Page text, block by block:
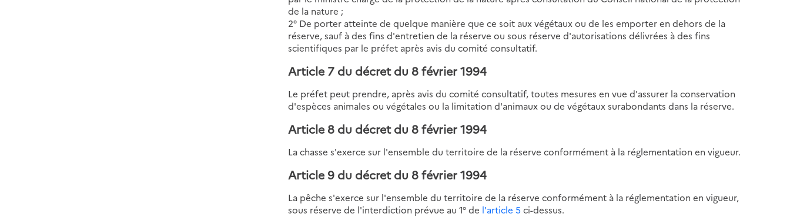
de la nature ;
2° De porter atteinte de quelque manière que ce soit aux végétaux ou de les emporter en dehors de la
réserve, sauf à des fins d'entretien de la réserve ou sous réserve d'autorisations délivrées à des fins
scientifiques par le préfet après avis du comité consultatif.
Article 7 du décret du 8 février 1994
Le préfet peut prendre, après avis du comité consultatif, toutes mesures en vue d'assurer la conservation
d'espèces animales ou végétales ou la limitation d'animaux ou de végétaux surabondants dans la réserve.
Article 8 du décret du 8 février 1994
La chasse s'exerce sur l'ensemble du territoire de la réserve conformément à la réglementation en vigueur.
Article 9 du décret du 8 février 1994
La pêche s'exerce sur l'ensemble du territoire de la réserve conformément à la réglementation en vigueur,
sous réserve de l'interdiction prévue au 1° de l'article 5 ci-dessus.